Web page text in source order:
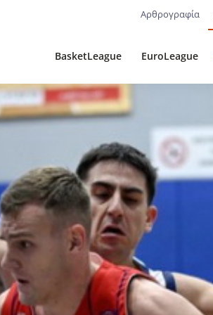
Αρθρογραφία
BasketLeague EuroLeague